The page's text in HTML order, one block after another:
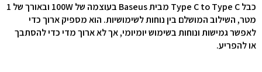
כבל Type C to Type C מבית Baseus בעוצמה של 100W ובאורך של 1
מטר, השילוב המושלם בין נוחות לשימושיות. הוא מספיק ארוך כדי
לאפשר גמישות ונוחות בשימוש יומיומי, אך לא ארוך מדי כדי להסתבך
או להפריע.